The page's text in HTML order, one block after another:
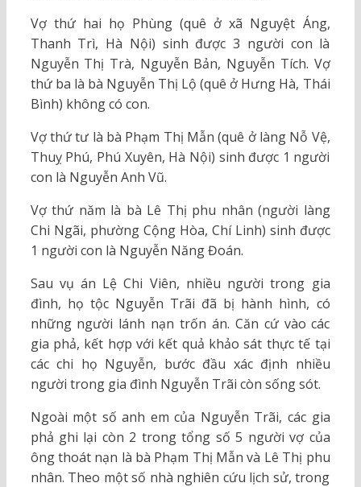
Vợ thứ hai họ Phùng (quê ở xã Nguyệt Áng,
Thanh Trì, Hà Nội) sinh được 3 người con là
Nguyễn Thị Trà, Nguyễn Bản, Nguyễn Tích. Vợ
thứ ba là bà Nguyễn Thị Lộ (quê ở Hưng Hà, Thái
Bình) không có con.
Vợ thứ tư là bà Phạm Thị Mẫn (quê ở làng Nỗ Vệ,
Thuỵ Phú, Phú Xuyên, Hà Nội) sinh được 1 người
con là Nguyễn Anh Vũ.
Vợ thứ năm là bà Lê Thị phu nhân (người làng
Chi Ngãi, phường Cộng Hòa, Chí Linh) sinh được
1 người con là Nguyễn Năng Đoán.
Sau vụ án Lệ Chi Viên, nhiều người trong gia
đình, họ tộc Nguyễn Trãi đã bị hành hình, có
những người lánh nạn trốn án. Căn cứ vào các
gia phả, kết hợp với kết quả khảo sát thực tế tại
các chi họ Nguyễn, bước đầu xác định nhiều
người trong gia đình Nguyễn Trãi còn sống sót.
Ngoài một số anh em của Nguyễn Trãi, các gia
phả ghi lại còn 2 trong tổng số 5 người vợ của
ông thoát nạn là bà Phạm Thị Mẫn và Lê Thị phu
nhân. Theo một số nhà nghiên cứu lịch sử, trong